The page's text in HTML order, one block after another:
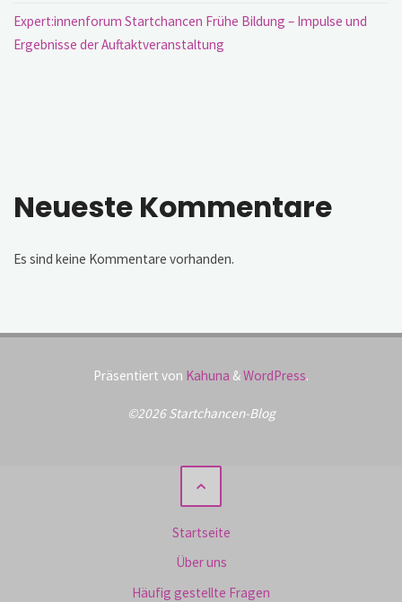
Expert:innenforum Startchancen Frühe Bildung – Impulse und
Ergebnisse der Auftaktveranstaltung
Neueste Kommentare
Es sind keine Kommentare vorhanden.
Präsentiert von Kahuna &WordPress.
©2026 Startchancen-Blog
Startseite
Über uns
Häufig gestellte Fragen